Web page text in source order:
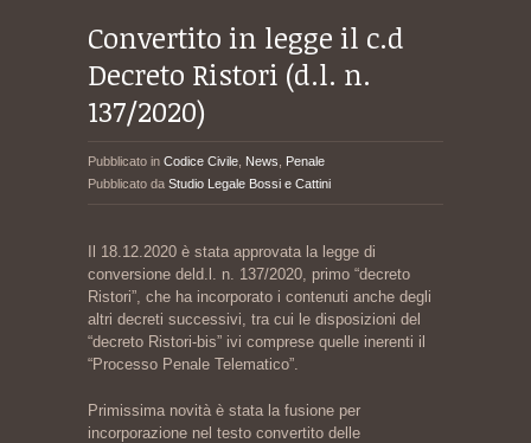
Convertito in legge il c.d
Decreto Ristori (d.l. n.
137/2020)
Pubblicato in Codice Civile News
Penale
Pubblicato da Studio Legale Bossi e Cattini
Il 18.12.2020 è stata approvata la legge di
conversione deld.l. n. 137/2020, primo “decreto
Ristori”, che ha incorporato i contenuti anche degli
altri decreti successivi, tra cui le disposizioni del
“decreto Ristori-bis” ivi comprese quelle inerenti il
“Processo Penale Telematico”.
Primissima novità è stata la fusione per
incorporazione nel testo convertito delle